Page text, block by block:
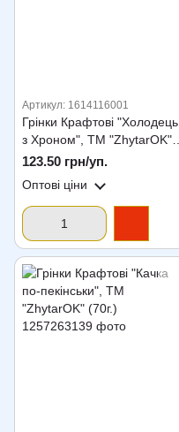
Артикул: 1614116001
Грінки Крафтові "Холодець
з Хроном", ТМ "ZhytarOK"
(Вагові 0,5кг.) в ящ. 5,00кг.
123.50 грн/уп.
Оптові ціни